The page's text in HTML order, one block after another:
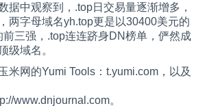
据中观察到，.top日交易量逐渐增多，
两字母域名yh.top更是以30400美元的
三强，.top连连跻身DN榜单，俨然成
级域名。
米网的Yumi Tools：t.yumi.com，以及
www.dnjournal.com。